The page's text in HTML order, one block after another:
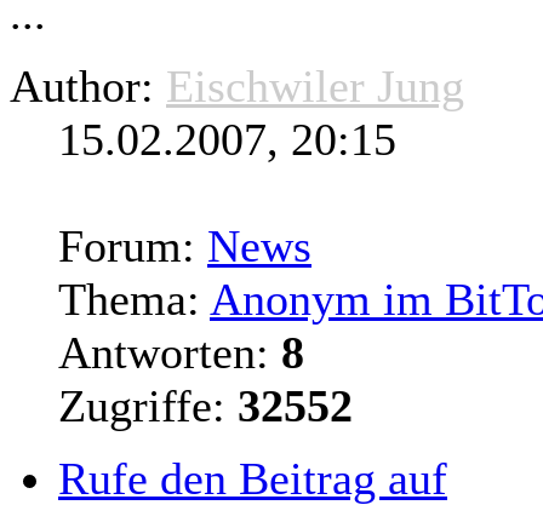
...
Author: Eischwiler Jung
15.02.2007, 20:15
Forum: News
Thema: Anonym im
Antworten: 8
Zugriffe: 32552
Rufe den Beitrag auf